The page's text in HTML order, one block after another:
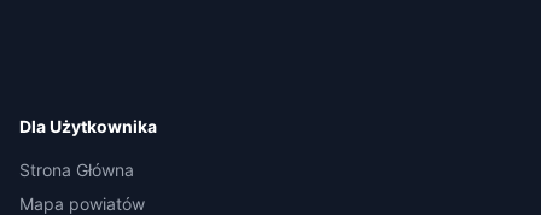
Dla Użytkownika
Strona Główna
Mapa powiatów